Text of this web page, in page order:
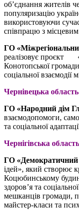
об’єднання жителів
популяризацію
використовуючи
співпрацю з місцевим
ГО
реалізовує проєкт
Конотопської
соціальної
Чернівецька область
ГО «Народний дім
взаємодопомоги,
та соціальної
Чернігівська область
ГО «Демократичний
ідей», який створює
Коцюбинському
здоров’я та
мешканців громади,
майстер-класи та